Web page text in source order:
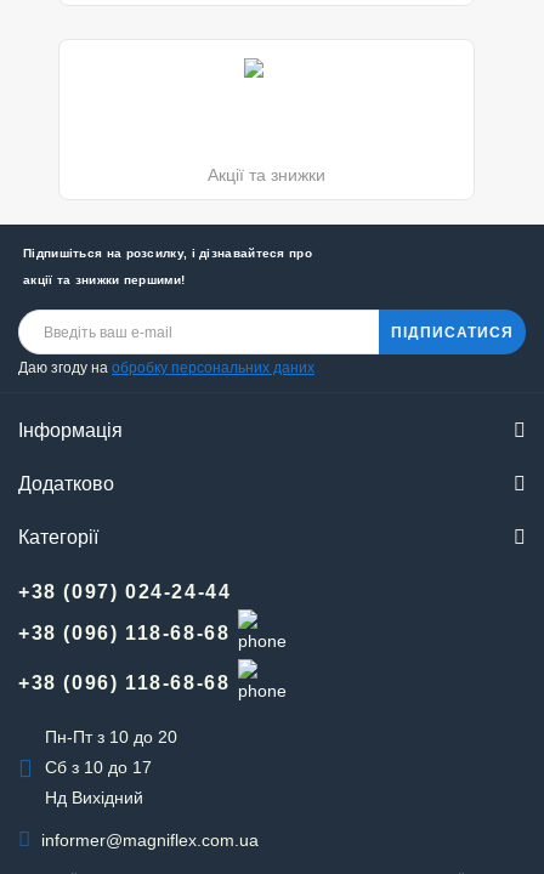
Акції та знижки
Підпишіться на розсилку, і дізнавайтеся про
акції та знижки першими!
ПІДПИСАТИСЯ
Даю згоду на обробку персональних даних
Інформація
Додатково
Категорії
+38 (097) 024-24-44
+38 (096) 118-68-68
+38 (096) 118-68-68
Пн-Пт з 10 до 20
Сб з 10 до 17
Нд Вихідний
informer@magniflex.com.ua